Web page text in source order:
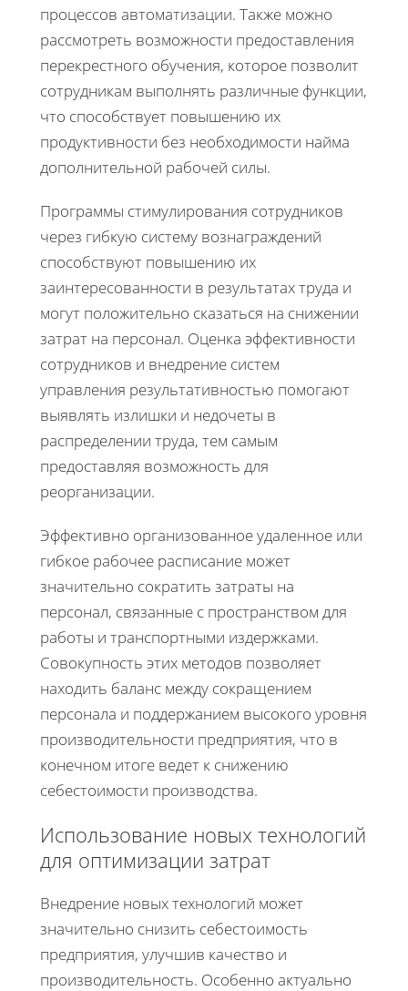
процессов автоматизации. Также можно
рассмотреть возможности предоставления
перекрестного обучения, которое позволит
сотрудникам выполнять различные функции,
что способствует повышению их
продуктивности без необходимости найма
дополнительной рабочей силы.
Программы стимулирования сотрудников
через гибкую систему вознаграждений
способствуют повышению их
заинтересованности в результатах труда и
могут положительно сказаться на снижении
затрат на персонал. Оценка эффективности
сотрудников и внедрение систем
управления результативностью помогают
выявлять излишки и недочеты в
распределении труда, тем самым
предоставляя возможность для
реорганизации.
Эффективно организованное удаленное или
гибкое рабочее расписание может
значительно сократить затраты на
персонал, связанные с пространством для
работы и транспортными издержками.
Совокупность этих методов позволяет
находить баланс между сокращением
персонала и поддержанием высокого уровня
производительности предприятия, что в
конечном итоге ведет к снижению
себестоимости производства.
Использование новых технологий
для оптимизации затрат
Внедрение новых технологий может
значительно снизить себестоимость
предприятия, улучшив качество и
производительность. Особенно актуально